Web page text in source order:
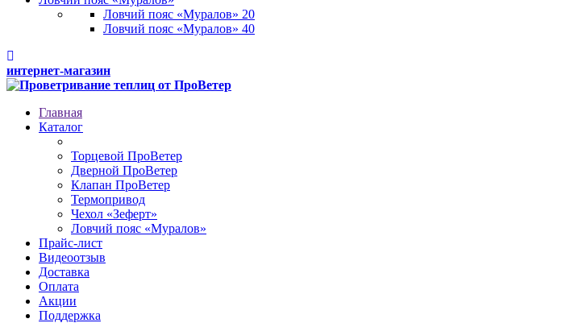
Ловчий пояс «Муралов» 20
Ловчий пояс «Муралов» 40
интернет-магазин
Главная
Каталог
Торцевой ПроВетер
Дверной ПроВетер
Клапан ПроВетер
Термопривод
Чехол «Зеферт»
Ловчий пояс «Муралов»
Прайс-лист
Видеоотзыв
Доставка
Оплата
Акции
Поддержка